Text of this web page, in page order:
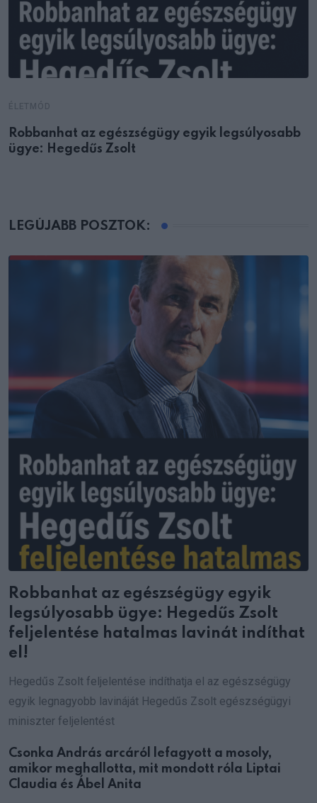
Robbanhat az egészségügy egyik legsúlyosabb
ügye: Hegedűs Zsolt
LEGÚJABB POSZTOK:
Robbanhat az egészségügy egyik
legsúlyosabb ügye: Hegedűs Zsolt
feljelentése hatalmas lavinát indíthat
el!
Hegedűs Zsolt feljelentése indíthatja el az egészségügy
egyik legnagyobb lavináját Hegedűs Zsolt egészségügyi
miniszter feljelentést
Csonka András arcáról lefagyott a mosoly,
amikor meghallotta, mit mondott róla Liptai
Claudia és Ábel Anita